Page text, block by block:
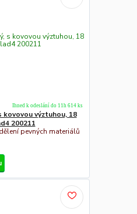
kovovou výztuhou, 18
200211
pevných materiálů
Ihned k odeslání do 11h 614 ks